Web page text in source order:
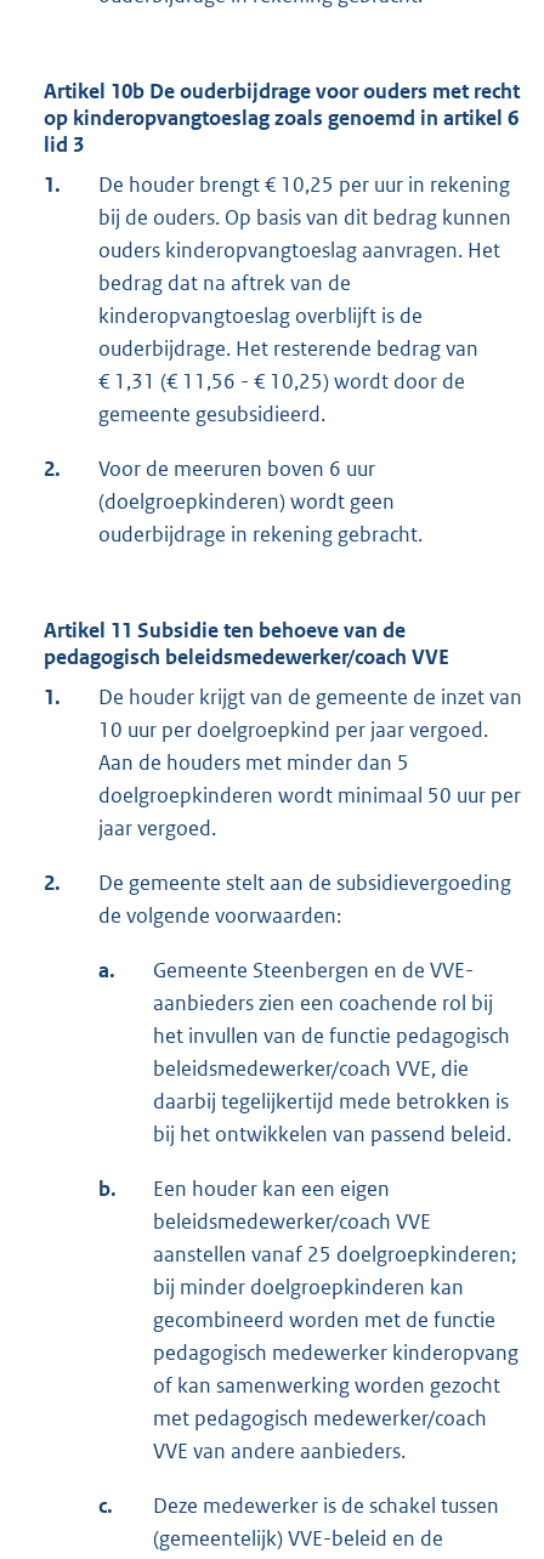
Artikel 10b De ouderbijdrage voor ouders met recht
op kinderopvangtoeslag zoals genoemd in artikel 6
lid 3
1.
De houder brengt € 10,25 per uur in rekening
bij de ouders. Op basis van dit bedrag kunnen
ouders kinderopvangtoeslag aanvragen. Het
bedrag dat na aftrek van de
kinderopvangtoeslag overblijft is de
ouderbijdrage. Het resterende bedrag van
€ 1,31 (€ 11,56 - € 10,25) wordt door de
gemeente gesubsidieerd.
2.
Voor de meeruren boven 6 uur
(doelgroepkinderen) wordt geen
ouderbijdrage in rekening gebracht.
Artikel 11 Subsidie ten behoeve van de
pedagogisch beleidsmedewerker/coach VVE
1.
De houder krijgt van de gemeente de inzet van
10 uur per doelgroepkind per jaar vergoed.
Aan de houders met minder dan 5
doelgroepkinderen wordt minimaal 50 uur per
jaar vergoed.
2.
De gemeente stelt aan de subsidievergoeding
de volgende voorwaarden:
a.
Gemeente Steenbergen en de VVE-
aanbieders zien een coachende rol bij
het invullen van de functie pedagogisch
beleidsmedewerker/coach VVE, die
daarbij tegelijkertijd mede betrokken is
bij het ontwikkelen van passend beleid.
b.
Een houder kan een eigen
beleidsmedewerker/coach VVE
aanstellen vanaf 25 doelgroepkinderen;
bij minder doelgroepkinderen kan
gecombineerd worden met de functie
pedagogisch medewerker kinderopvang
of kan samenwerking worden gezocht
met pedagogisch medewerker/coach
VVE van andere aanbieders.
c.
Deze medewerker is de schakel tussen
(gemeentelijk) VVE-beleid en de